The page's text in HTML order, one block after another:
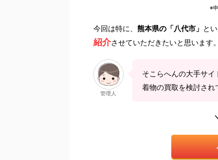
※
今回は特に、 熊本県の「八代市」 と
紹介させていただきたいと思います
管理人
そこらへんの大手サイ
着物の買取を検討さ